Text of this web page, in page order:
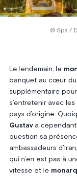
© Spa /
Le lendemain, le
banquet au cœur du
supplémentaire
s’entretenir avec
pays d’origine.
Gustava cependant
question sa
ambassadeurs
qui n’en est pas à
vitesse et le